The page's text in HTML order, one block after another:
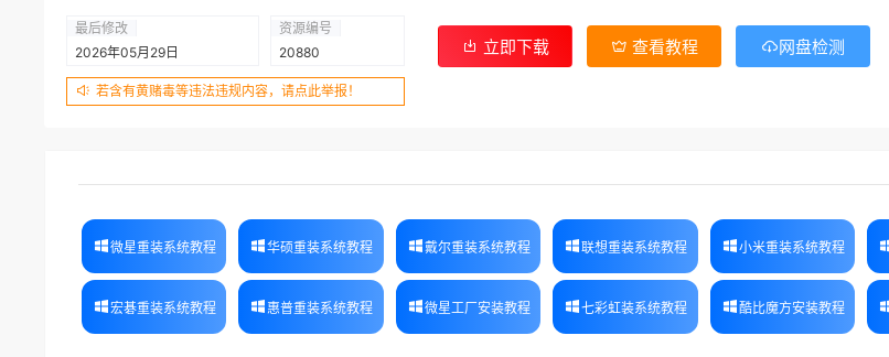
最后修改
2026年05月29日
资源编号
20880
若含有黄赌毒等违法违规内容，请点此举报！
立即下载 查看教程 网盘检测
微星重装系统教程 华硕重装系统教程 戴尔重装系统教程 联想重装系统教程 小米重装系统教程
宏碁重装系统教程 惠普重装系统教程 微星工厂安装教程 七彩虹装系统教程 酷比魔方安装教程